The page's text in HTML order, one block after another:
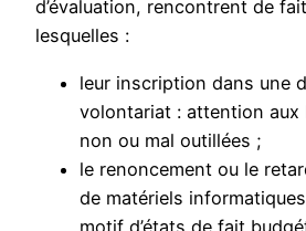
d’évaluation, rencontrent de
lesquelles :
leur inscription dans une
volontariat : attention aux
non ou mal outillées ;
le renoncement ou le
de matériels
motif d’états de fait